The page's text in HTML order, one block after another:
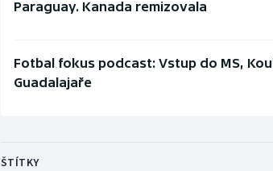
Paraguay. Kanada remizovala
Fotbal fokus podcast: Vstup do MS,
Guadalajaře
ŠTÍTKY